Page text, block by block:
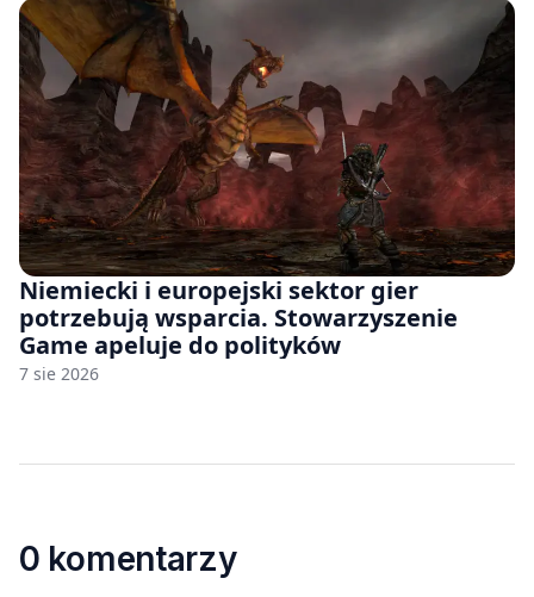
Niemiecki i europejski sektor gier
potrzebują wsparcia. Stowarzyszenie
Game apeluje do polityków
7 sie 2026
0 komentarzy